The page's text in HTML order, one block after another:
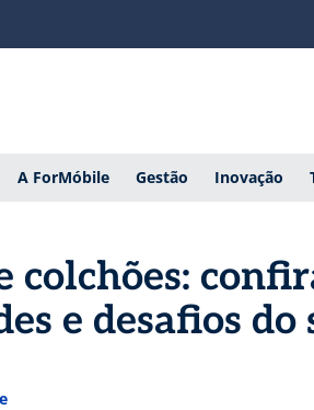
A ForMóbile Gestão Inovação
colchões:
e desafios